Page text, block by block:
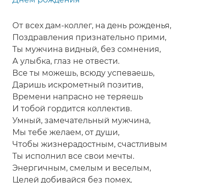
От всех дам-коллег, на день рожденья,
Поздравления признательно прими,
Ты мужчина видный, без сомнения,
А улыбка, глаз не отвести.
Все ты можешь, всюду успеваешь,
Даришь искрометный позитив,
Времени напрасно не теряешь
И тобой гордится коллектив.
Умный, замечательный мужчина,
Мы тебе желаем, от души,
Чтобы жизнерадостным, счастливым
Ты исполнил все свои мечты.
Энергичным, смелым и веселым,
Целей добивайся без помех,